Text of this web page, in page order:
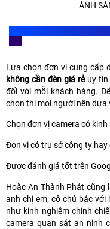
ÁNH
Lựa chọn đơn vị cung cấp
không cần đèn giá rẻuy tín
đối với mỗi khách hàng.
chọn thì mọi người nên dựa
Chọn đơn vị camera có
Đơn vị có trụ sở công ty
Được đánh giá tốt trên
Hoặc An Thành Phát cũng
anh chị em, cô chú bác
như kinh nghiệm chinh
camera quan sát an ninh